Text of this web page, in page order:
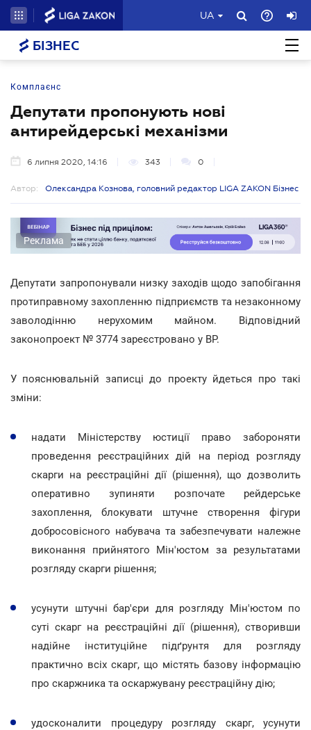
UA
БІЗНЕС
Комплаєнс
Депутати пропонують нові
антирейдерські механізми
6 липня 2020, 14:16 343 0
Автор: Олександра Кознова, головний редактор LIGA ZAKON Бізнес
Реклама
Депутати запропонували низку заходів щодо запобігання
протиправному захопленню підприємств та незаконному
заволодінню нерухомим майном. Відповідний
законопроект № 3774 зареєстровано у ВР.
У пояснювальній записці до проекту йдеться про такі
зміни:
надати Міністерству юстиції право забороняти
проведення реєстраційних дій на період розгляду
скарги на реєстраційні дії (рішення), що дозволить
оперативно зупиняти розпочате рейдерське
захоплення, блокувати штучне створення фігури
добросовісного набувача та забезпечувати належне
виконання прийнятого Мін'юстом за результатами
розгляду скарги рішення;
усунути штучні бар'єри для розгляду Мін'юстом по
суті скарг на реєстраційні дії (рішення), створивши
надійне інституційне підґрунтя для розгляду
практично всіх скарг, що містять базову інформацію
про скаржника та оскаржувану реєстраційну дію;
удосконалити процедуру розгляду скарг, усунути